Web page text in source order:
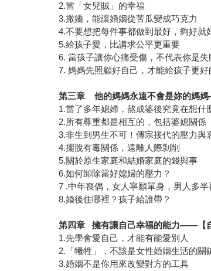
2.當「女兒賊」的幸福
3.撒嬌，能讓婚姻從苦瓜變成巧克力
4.不要想把每件事都做到最好，夠好就
5.給孩子愛，比講求公平更重要
6. 當孩子讓你心痛受傷，不代表你是
7. 媽媽先照顧好自己，才能給孩子更好
第三章 他的媽媽永遠不會是妳的媽
1.當了多年媳婦，熬成婆後究竟在想什
2.所有尊重都是相互的，包括婆媳關係
3.非生到男生不可！傳宗接代的壓力與
4.擺脫有毒關係，遠離人際剝削
5.關於原生家庭和結婚家庭的錢與事
6.如何卸除當好媳婦的壓力？
7 .中年喪偶，女人寧願單身，男人多半
8.婚後住哪裡？孩子給誰帶？
第四章 擁有讓自己幸福的能力——【
1.先學會愛自己，才能有能愛別人
2.「犧牲」，不該是女性婚姻生活的關
3.婚姻不是你用來改變對方的工具